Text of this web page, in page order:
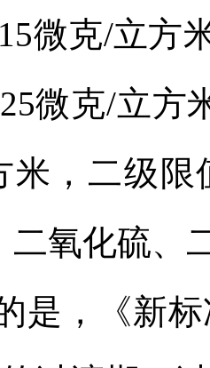
微克/立方
微克/立方
米，二级
二氧化硫、
是，《新